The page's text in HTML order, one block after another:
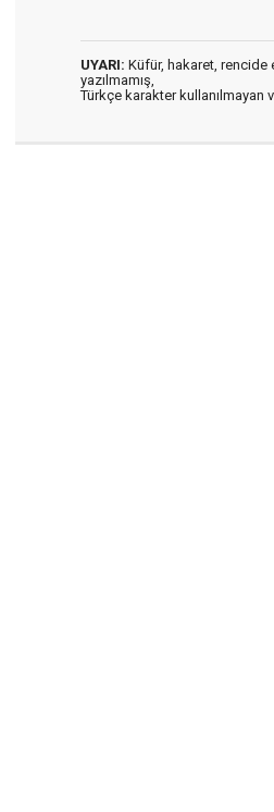
UYARI: Küfür, hakaret, rencide
yazılmamış,
Türkçe karakter kullanılmayan